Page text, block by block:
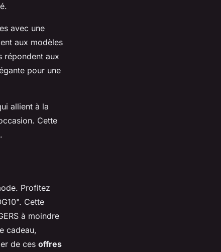
avec une
aux modèles
répondent aux
pour une
allient à la
Cette
Profitez
Cette
à moindre
cadeau,
de ces offres